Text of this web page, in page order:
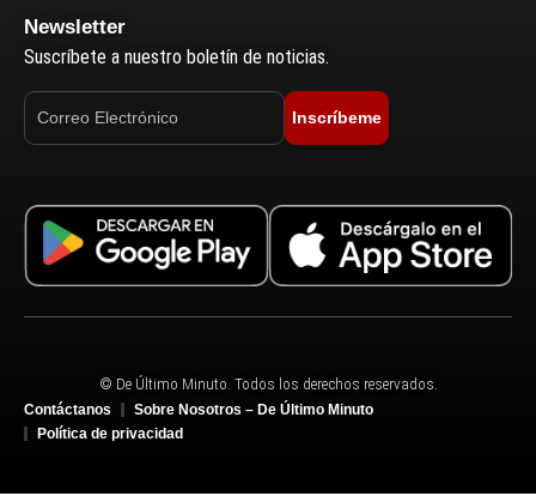
Newsletter
Suscríbete a nuestro boletín de noticias.
Inscríbeme
© De Último Minuto. Todos los derechos reservados.
Contáctanos
Sobre Nosotros – De Último Minuto
Política de privacidad